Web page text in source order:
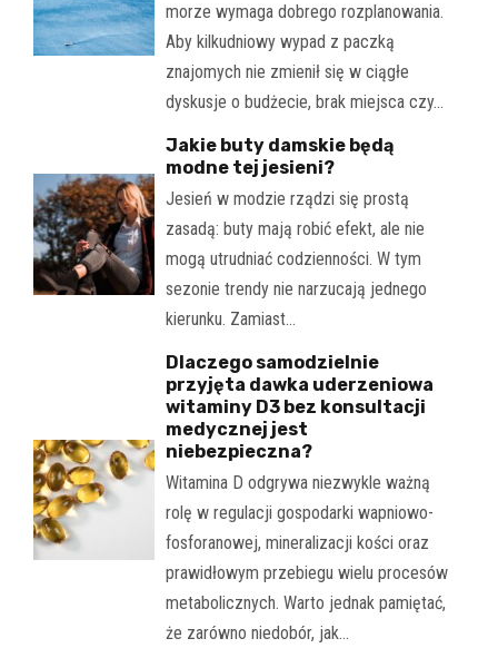
morze wymaga dobrego rozplanowania.
Aby kilkudniowy wypad z paczką
znajomych nie zmienił się w ciągłe
dyskusje o budżecie, brak miejsca czy…
Jakie buty damskie będą
modne tej jesieni?
Jesień w modzie rządzi się prostą
zasadą: buty mają robić efekt, ale nie
mogą utrudniać codzienności. W tym
sezonie trendy nie narzucają jednego
kierunku. Zamiast…
Dlaczego samodzielnie
przyjęta dawka uderzeniowa
witaminy D3 bez konsultacji
medycznej jest
niebezpieczna?
Witamina D odgrywa niezwykle ważną
rolę w regulacji gospodarki wapniowo-
fosforanowej, mineralizacji kości oraz
prawidłowym przebiegu wielu procesów
metabolicznych. Warto jednak pamiętać,
że zarówno niedobór, jak…